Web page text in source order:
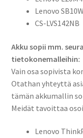
Lenovo
CS-LVS142NB
Akku sopii mm.
tietokonemalleihin:
Vain osa sopivista
Otathan yhteyttä
tämän akkumallin
Meidät tavoittaa
Lenovo